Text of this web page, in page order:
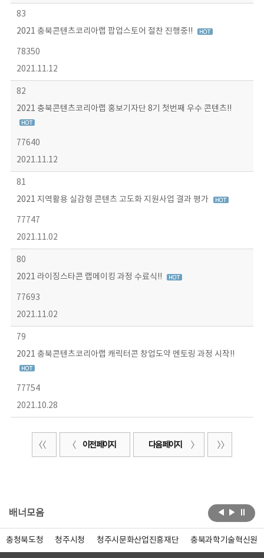
83
2021 충북콘텐츠코리아랩 팝업스토어 절찬 진행중!!
78350
2021.11.12
82
2021 충북콘텐츠코리아랩 홍보기자단 8기 첫번째 우수 콘텐츠!!
77640
2021.11.12
81
2021 지역활용 실감형 콘텐츠 고도화 지원사업 결과 평가
77747
2021.11.02
80
2021 라이징스타콘 랩메이킹 과정 수료식!!
77693
2021.11.02
79
2021 충북콘텐츠코리아랩 캐릭터콘 창업도약 멘토링 과정 시작!!
77754
2021.10.28
이전 페이지 다음 페이지
배너모음
충청북도청 청주시청 청주시문화산업진흥재단 충북과학기술혁신원